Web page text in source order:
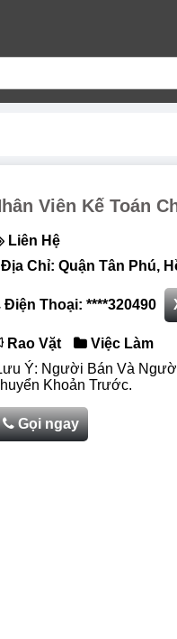
Viên Kế Toán
Liên Hệ
Địa Chỉ: Quận Tân Phú,
Điện Thoại: ****320490
Rao Vặt
Việc Làm
Ý: Người Bán Và
Khoản Trước.
Gọi ngay